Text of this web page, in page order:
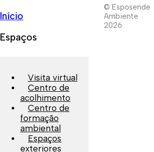
Início
Espaços
Visita virtual
Centro de
acolhimento
Centro de
formação
ambiental
Espaços
exteriores
© Esposende
Ambiente
2026